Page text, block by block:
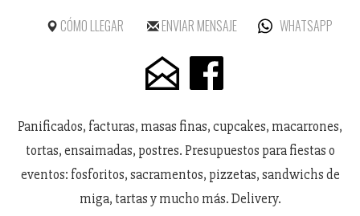
CÓMO LLEGAR ENVIAR MENSAJE WHATSAPP
Panificados, facturas, masas finas, cupcakes, macarrones,
tortas, ensaimadas, postres. Presupuestos para fiestas o
eventos: fosforitos, sacramentos, pizzetas, sandwichs de
miga, tartas y mucho más. Delivery.